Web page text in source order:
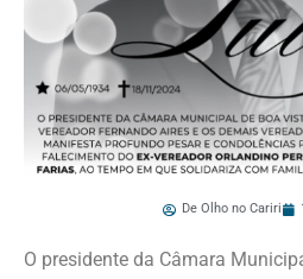
De Olho no Cariri
O presidente da Câmara